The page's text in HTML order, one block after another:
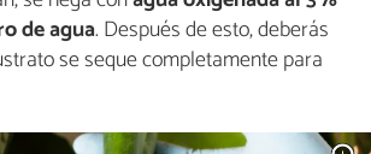
de agua. Después de esto, deberás
se seque completamente para